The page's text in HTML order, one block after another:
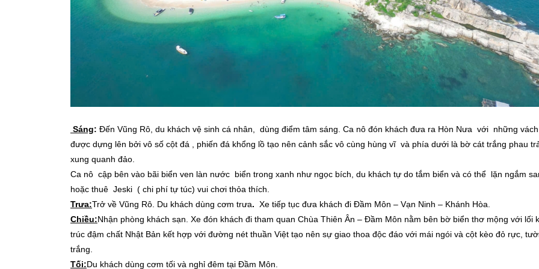
Sáng: Đến Vũng Rô, du khách vệ sinh cá nhân, dùng điểm tâm sáng. Ca nô đón khách đưa ra Hòn Nưa với những
được dựng lên bởi vô số cột đá , phiến đá khổng lồ tạo nên cảnh sắc vô cùng hùng vĩ và phía dưới là bờ cát trắng phau
xung quanh đảo.
Ca nô cập bên vào bãi biển ven làn nước biển trong xanh như ngọc bích, du khách tự do tắm biển và có thể lặn ngắm
hoặc thuê Jeski ( chi phí tự túc) vui chơi thỏa thích.
Trưa:Trở về Vũng Rô. Du khách dùng cơm trưa. Xe tiếp tục đưa khách đi Đầm Môn – Vạn Ninh – Khánh Hòa.
Chiều:Nhận phòng khách sạn. Xe đón khách đi tham quan Chùa Thiên Ân – Đầm Môn nằm bên bờ biển thơ mộng với lối
trúc đậm chất Nhật Bản kết hợp với đường nét thuần Việt tạo nên sự giao thoa độc đáo với mái ngói và cột kèo đỏ rực,
trắng.
Tối:Du khách dùng cơm tối và nghỉ đêm tại Đầm Môn.